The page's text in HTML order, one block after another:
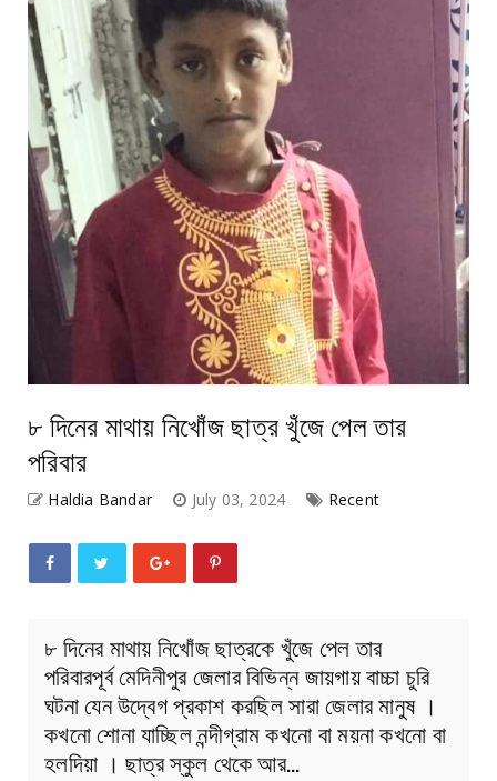
৮ দিনের মাথায় নিখোঁজ ছাত্র খুঁজে পেল তার
পরিবার
Haldia Bandar July 03, 2024 Recent
৮ দিনের মাথায় নিখোঁজ ছাত্রকে খুঁজে পেল তার
পরিবারপূর্ব মেদিনীপুর জেলার বিভিন্ন জায়গায় বাচ্চা চুরি
ঘটনা যেন উদ্বেগ প্রকাশ করছিল সারা জেলার মানুষ ।
কখনো শোনা যাচ্ছিল নন্দীগ্রাম কখনো বা ময়না কখনো বা
হলদিয়া । ছাত্র স্কুল থেকে আর…